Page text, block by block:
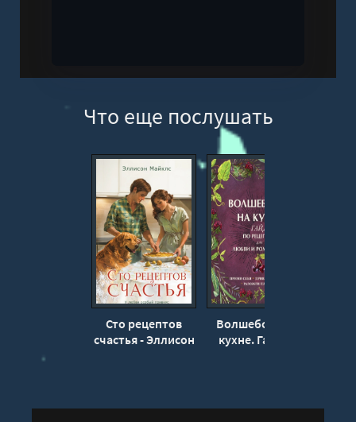
Что еще послушать
Сто рецептов
счастья - Эллисон
Волшебство на
кухне. Гайд по